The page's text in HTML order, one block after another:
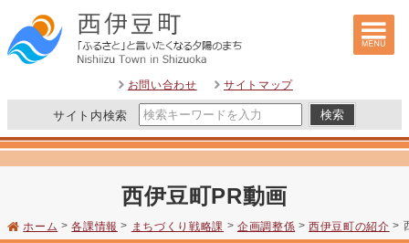
お問い合わせ サイトマップ
サイト内検索
西伊豆町PR動画
ホーム >各課情報 > まちづくり戦略課 > 企画調整係 >西伊豆町の紹介 >